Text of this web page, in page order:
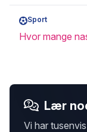
Sport
Hvor mange
Lær
Vi har